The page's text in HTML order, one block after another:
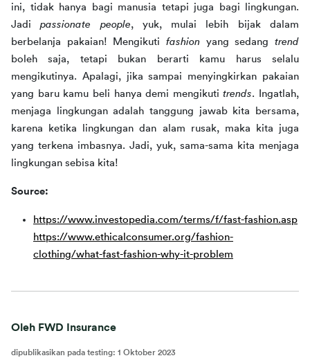
ini, tidak hanya bagi manusia tetapi juga bagi lingkungan.
Jadi passionate people, yuk, mulai lebih bijak dalam
berbelanja pakaian! Mengikuti fashion yang sedang
boleh saja, tetapi bukan berarti kamu harus selalu
mengikutinya. Apalagi, jika sampai menyingkirkan pakaian
yang baru kamu beli hanya demi mengikuti trends. Ingatlah,
menjaga lingkungan adalah tanggung jawab kita bersama,
karena ketika lingkungan dan alam rusak, maka kita juga
yang terkena imbasnya. Jadi, yuk, sama-sama kita menjaga
lingkungan sebisa kita!
Source:
https://www.investopedia.com/terms/f/fast-fashion.asp
https://www.ethicalconsumer.org/fashion-
clothing/what-fast-fashion-why-it-problem
Oleh FWD Insurance
dipublikasikan pada testing: 1 Oktober 2023